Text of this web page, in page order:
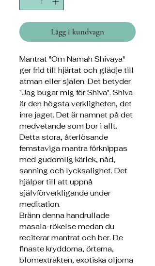
Lägg i kundvagn
Mantrat "Om Namah Shivaya"
ger frid till hjärtat och glädje till
atman eller själen. Det betyder
"Jag bugar mig för Shiva". Shiva
är den högsta verkligheten, det
inre jaget. Det är namnet på det
medvetande som bor i allt.
Detta stora, återlösande
femstaviga mantra förknippas
med gudomlig kärlek, nåd,
sanning och lycksalighet. Det
hjälper till att uppnå
självförverkligande under
meditation.
Bränn denna handrullade
masala-rökelse medan du
reciterar mantrat och ber. De
finaste kryddorna, örterna,
blomextrakten, exotiska oljorna